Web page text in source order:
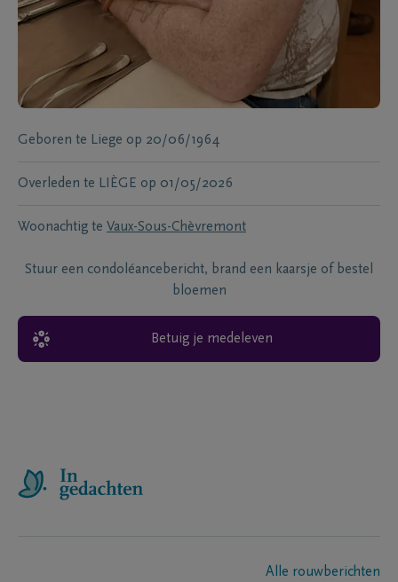
Geboren te Liege op 20/06/1964
Overleden te LIÈGE op 01/05/2026
Woonachtig te Vaux-Sous-Chèvremont
Stuur een condoléancebericht, brand een kaarsje of bestel
bloemen
Betuig je medeleven
Alle rouwberichten